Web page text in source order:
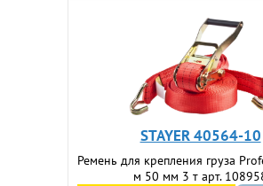
STAYER 40564-10
Ремень для крепления груза
м 50 мм 3 т арт.